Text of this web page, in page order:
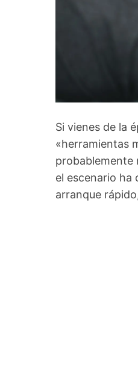
Si vienes de la
«herramientas
probablemente
el escenario ha
arranque